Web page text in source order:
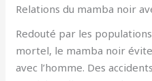
Relations du mamba noir
Redouté par les
mortel, le mamba noir
avec l’homme. Des